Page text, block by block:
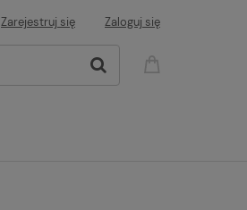
Zarejestruj się Zaloguj się